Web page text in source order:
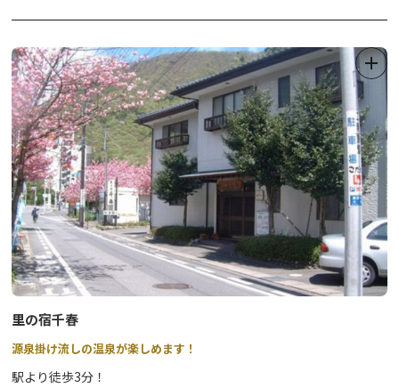
「中央交通」では良心的な料金体制で運行しております。
お客様のニーズにあったコースで日光市観光を満喫してください。
また、福祉、通院、飲み会の送迎など、親切・丁寧・安全な「中央
交通」のタクシーをご利用ください。
ベテラン乗務員が安全と満足をお約束し、皆様をお待ちしておりま
す！
里の宿千春
源泉掛け流しの温泉が楽しめます！
駅より徒歩3分！